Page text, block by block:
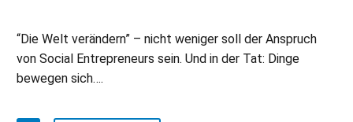
“Die Welt verändern” – nicht weniger soll der Anspruch
von Social Entrepreneurs sein. Und in der Tat: Dinge
bewegen sich….